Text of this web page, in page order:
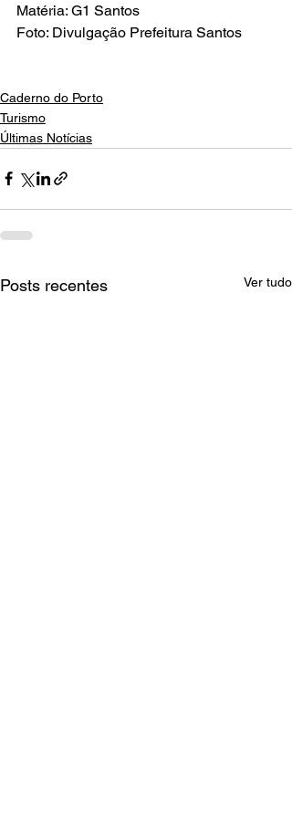
Matéria: G1 Santos
Foto: Divulgação Prefeitura Santos
Caderno do Porto
Turismo
Últimas Notícias
Posts recentes Ver tudo